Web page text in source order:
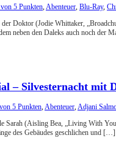
5 Punkten,Abenteuer, Blu-Ray,
Doktor (Jodie Whittaker,
neben den Daleks auch noch der
– Silvesternacht mit
5 Punkten,Abenteuer,Adjani
Sarah (Aisling Bea, „Living With
des Gebäudes geschlichen und […]